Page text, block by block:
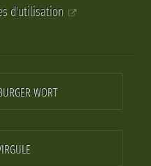
d'utilisation
WORT